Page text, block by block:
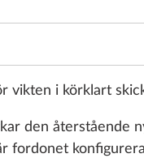
i körklart
den återstående
fordonet